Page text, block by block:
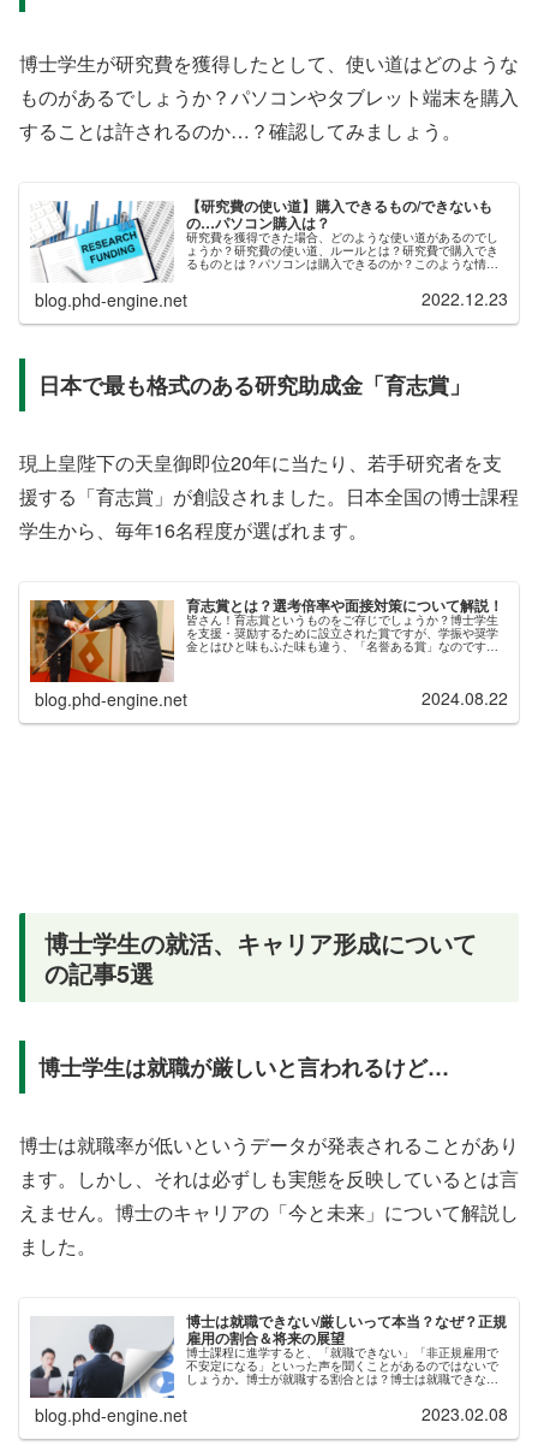
博士学生が研究費を獲得したとして、使い道はどのような
ものがあるでしょうか？パソコンやタブレット端末を購入
することは許されるのか…？確認してみましょう。
【研究費の使い道】購入できるもの/できないも
の…パソコン購入は？
研究費を獲得できた場合、どのような使い道があるのでし
ょうか？研究費の使い道、ルールとは？研究費で購入でき
るものとは？パソコンは購入できるのか？このような情報
blog.phd-engine.net 2022.12.23
日本で最も格式のある研究助成金「育志賞」
現上皇陛下の天皇御即位20年に当たり、若手研究者を支
援する「育志賞」が創設されました。日本全国の博士課程
学生から、毎年16名程度が選ばれます。
育志賞とは？選考倍率や面接対策について解説！
皆さん！育志賞というものをご存じでしょうか？博士学生
を支援・奨励するために設立された賞ですが、学振や奨学
金とはひと味もふた味も違う、「名誉ある賞」なのです！
blog.phd-engine.net 2024.08.22
博士学生の就活、キャリア形成について
の記事5選
博士学生は就職が厳しいと言われるけど…
博士は就職率が低いというデータが発表されることがあり
ます。しかし、それは必ずしも実態を反映しているとは言
えません。博士のキャリアの「今と未来」について解説し
ました。
博士は就職できない/厳しいって本当？なぜ？正規
雇用の割合＆将来の展望
博士課程に進学すると、「就職できない」「非正規雇用で
不安定になる」といった声を聞くことがあるのではないで
しょうか。博士が就職する割合とは？博士は就職できな
blog.phd-engine.net 2023.02.08